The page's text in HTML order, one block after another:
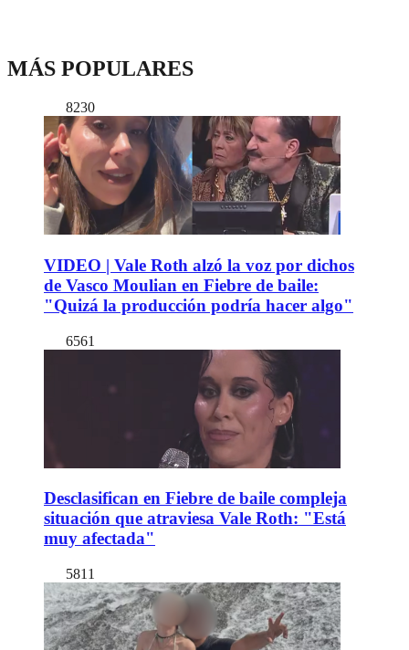
MÁS POPULARES
8230
VIDEO | Vale Roth alzó la voz por dichos
de Vasco Moulian en Fiebre de baile:
"Quizá la producción podría hacer algo"
6561
Desclasifican en Fiebre de baile compleja
situación que atraviesa Vale Roth: "Está
muy afectada"
5811